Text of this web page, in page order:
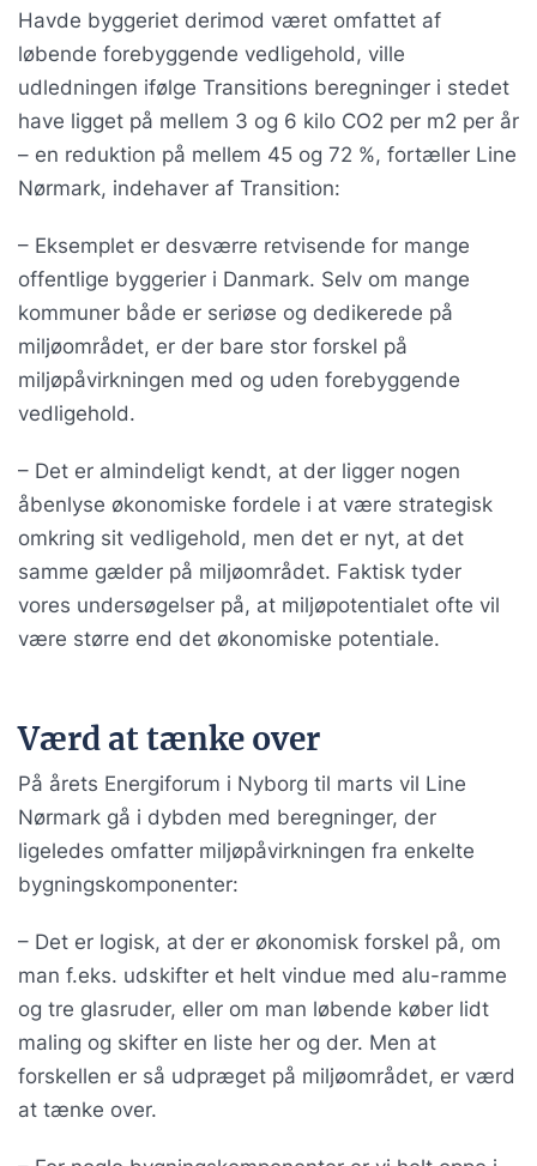
Havde byggeriet derimod været omfattet af
løbende forebyggende vedligehold, ville
udledningen ifølge Transitions beregninger i stedet
have ligget på mellem 3 og 6 kilo CO2 per m2 per år
– en reduktion på mellem 45 og 72 %, fortæller Line
Nørmark, indehaver af Transition:
– Eksemplet er desværre retvisende for mange
offentlige byggerier i Danmark. Selv om mange
kommuner både er seriøse og dedikerede på
miljøområdet, er der bare stor forskel på
miljøpåvirkningen med og uden forebyggende
vedligehold.
– Det er almindeligt kendt, at der ligger nogen
åbenlyse økonomiske fordele i at være strategisk
omkring sit vedligehold, men det er nyt, at det
samme gælder på miljøområdet. Faktisk tyder
vores undersøgelser på, at miljøpotentialet ofte vil
være større end det økonomiske potentiale.
Værd at tænke over
På årets Energiforum i Nyborg til marts vil Line
Nørmark gå i dybden med beregninger, der
ligeledes omfatter miljøpåvirkningen fra enkelte
bygningskomponenter:
– Det er logisk, at der er økonomisk forskel på, om
man f.eks. udskifter et helt vindue med alu-ramme
og tre glasruder, eller om man løbende køber lidt
maling og skifter en liste her og der. Men at
forskellen er så udpræget på miljøområdet, er værd
at tænke over.